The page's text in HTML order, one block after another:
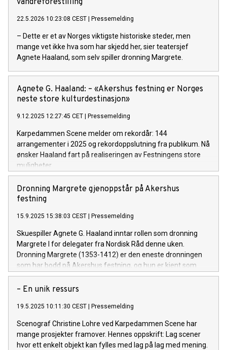
vandreforestilling
22.5.2026 10:23:08 CEST Pressemelding
– Dette er et av Norges viktigste historiske steder, men
mange vet ikke hva som har skjedd her, sier teatersjef
Agnete Haaland, som selv spiller dronning Margrete.
Agnete G. Haaland: – «Akershus festning er Norges
neste store kulturdestinasjon»
9.12.2025 12:27:45 CET Pressemelding
Karpedammen Scene melder om rekordår: 144
arrangementer i 2025 og rekordoppslutning fra publikum. Nå
ønsker Haaland fart på realiseringen av Festningens store
muligheter.
Dronning Margrete gjenoppstår på Akershus
festning
15.9.2025 15:38:03 CEST Pressemelding
Skuespiller Agnete G. Haaland inntar rollen som dronning
Margrete I for delegater fra Nordisk Råd denne uken.
Dronning Margrete (1353-1412) er den eneste dronningen
som har bodd på Akershus festning, og hun er kjent som
kvinnen som grunnla Kalmarunionen.
– En unik ressurs
19.5.2025 10:11:30 CEST Pressemelding
Scenograf Christine Lohre ved Karpedammen Scene har
mange prosjekter framover. Hennes oppskrift: Lag scener
hvor ett enkelt objekt kan fylles med lag på lag med mening.